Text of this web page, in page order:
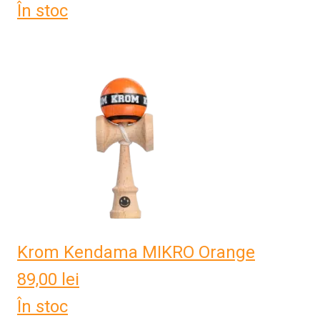
În stoc
Krom Kendama MIKRO Orange
89,00 lei
În stoc